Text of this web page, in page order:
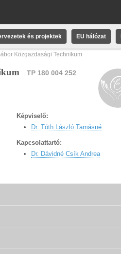
és projektek EU hálózat
Közgazdasági Technikum
TP 180 004 252
Képviselő:
Dr. Tóth László Tamásné
Kapcsolattartó:
Dr. Dávidné Csík Andrea